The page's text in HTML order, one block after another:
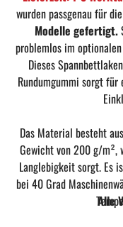
wurden passgenau für
Modelle gefertigt.
problemlos im optionalen
Dieses
Rundumgummi sorgt
Das Material besteht
Gewicht von 200 g/m²,
Langlebigkeit sorgt. Es
bei 40 Grad
Alle